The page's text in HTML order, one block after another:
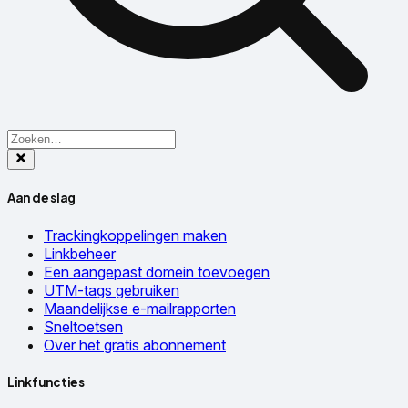
Aan de slag
Trackingkoppelingen maken
Linkbeheer
Een aangepast domein toevoegen
UTM-tags gebruiken
Maandelijkse e-mailrapporten
Sneltoetsen
Over het gratis abonnement
Linkfuncties